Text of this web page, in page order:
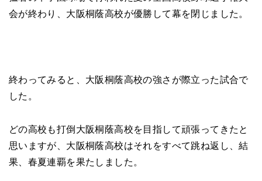
会が終わり、大阪桐蔭高校が優勝して幕を閉じました。
終わってみると、大阪桐蔭高校の強さが際立った試合で
した。
どの高校も打倒大阪桐蔭高校を目指して頑張ってきたと
思いますが、大阪桐蔭高校はそれをすべて跳ね返し、結
果、春夏連覇を果たしました。